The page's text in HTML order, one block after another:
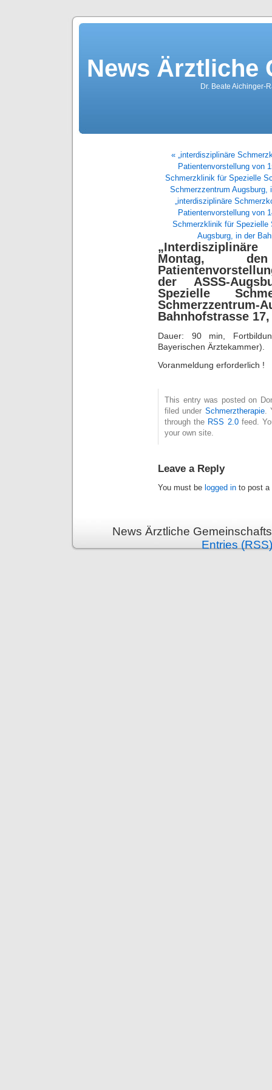
News Ärztliche
Dr. Beate Aichinger-
« „interdisziplinäre
Patientenvorstellung von
Schmerzklinik für Spezielle
Schmerzzentrum Augsburg,
„interdisziplinäre
Patientenvorstellung von
Schmerzklinik für Spezielle
Augsburg, in der
Montag,
der ASSS-
Spezielle
Bahnhofstrasse
Dauer: 90 min,
Bayerischen Ärztekammer).
Voranmeldung erforderlich !
This entry was posted on
filed under Schmerztherapie.
through the RSS 2.0feed.
your own site.
Leave a Reply
You must be logged in to post a
News Ärztliche
Entries (RSS)